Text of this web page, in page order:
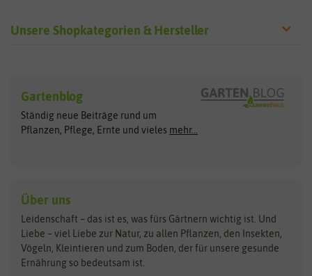
Unsere Shopkategorien & Hersteller
Exotische Samen
Gemüsesamen
Gründünger
Kräutersamen
Obstsamen
Pilzbrut
Rasensamen
Steckzwiebeln
Arche Noah
ASB Greenworld
Benary
Bingenheimer Saatgut
Bionana
Clever Pots
COMPO
Dürr-Samen
Gartenblog
Ständig neue Beiträge rund um
Pflanzen, Pflege, Ernte und vieles mehr...
Über uns
Leidenschaft – das ist es, was fürs Gärtnern wichtig ist. Und
Liebe – viel Liebe zur Natur, zu allen Pflanzen, den Insekten,
Vögeln, Kleintieren und zum Boden, der für unsere gesunde
Ernährung so bedeutsam ist.